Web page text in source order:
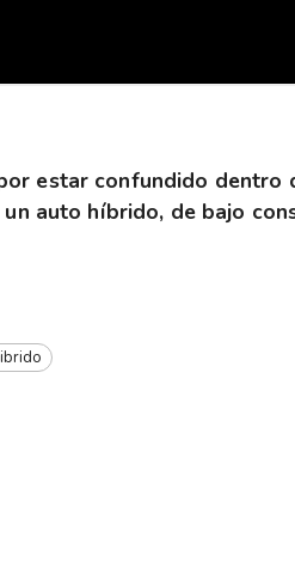
estar confundido dentro
auto híbrido, de bajo